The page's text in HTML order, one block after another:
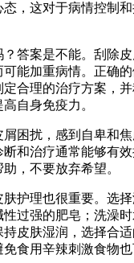
，这对于病情控制
答案是不能。刮除
能加重病情。正确
合理的治疗方案，并
自身免疫力。
困扰，感到自卑和
和治疗通常能够有
，不要放弃希望。
护理也很重要。选
过强的肥皂；洗澡时
皮肤湿润，选择合
食用辛辣刺激食物